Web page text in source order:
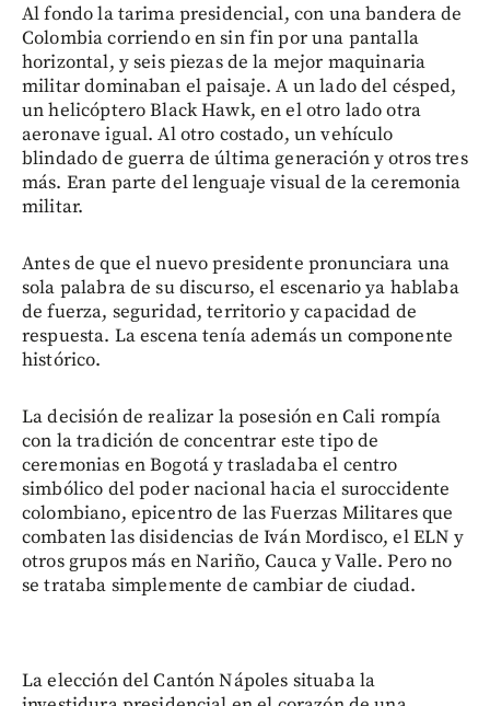
Al fondo la tarima presidencial, con una bandera de
Colombia corriendo en sin fin por una pantalla
horizontal, y seis piezas de la mejor maquinaria
militar dominaban el paisaje. A un lado del césped,
un helicóptero Black Hawk, en el otro lado otra
aeronave igual. Al otro costado, un vehículo
blindado de guerra de última generación y otros tres
más. Eran parte del lenguaje visual de la ceremonia
militar.
Antes de que el nuevo presidente pronunciara una
sola palabra de su discurso, el escenario ya hablaba
de fuerza, seguridad, territorio y capacidad de
respuesta. La escena tenía además un componente
histórico.
La decisión de realizar la posesión en Cali rompía
con la tradición de concentrar este tipo de
ceremonias en Bogotá y trasladaba el centro
simbólico del poder nacional hacia el suroccidente
colombiano, epicentro de las Fuerzas Militares que
combaten las disidencias de Iván Mordisco, el ELN y
otros grupos más en Nariño, Cauca y Valle. Pero no
se trataba simplemente de cambiar de ciudad.
La elección del Cantón Nápoles situaba la